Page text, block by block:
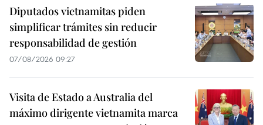
Diputados vietnamitas piden
simplificar trámites sin reducir
responsabilidad de gestión
07/08/2026 09:27
Visita de Estado a Australia del
máximo dirigente vietnamita marca